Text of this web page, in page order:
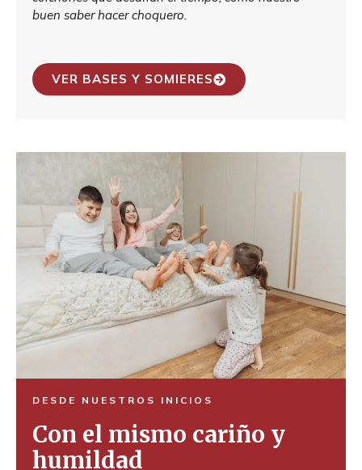
buen saber hacer choquero.
VER BASES Y SOMIERES
DESDE NUESTROS INICIOS
Con el mismo cariño y
humildad